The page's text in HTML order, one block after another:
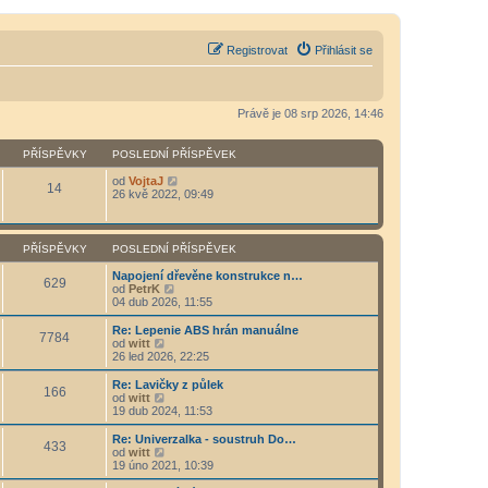
Přihlásit se
Registrovat
Právě je 08 srp 2026, 14:46
PŘÍSPĚVKY POSLEDNÍ PŘÍSPĚVEK
14 od VojtaJ
o
a
z
t
p
o
s
e
d
n
í
p
í
s
p
v
e
26 kvě 2022, 09:49
PŘÍSPĚVKY POSLEDNÍ PŘÍSPĚVEK
629
Napojení dřevěne konstrukce n…
od PetrK
o
b
r
z
p
o
s
e
n
í
04 dub 2026, 11:55
7784
Re: Lepenie ABS hrán manuálne
od witt
o
b
r
a
z
p
o
s
26 led 2026, 22:25
166
Re: Lavičky z půlek
od witt
o
b
r
z
19 dub 2024, 11:53
433
Re: Univerzalka - soustruh Do…
od witt
o
b
19 úno 2021, 10:39